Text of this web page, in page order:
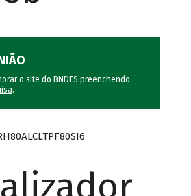
o site do BNDES preenchendo
.